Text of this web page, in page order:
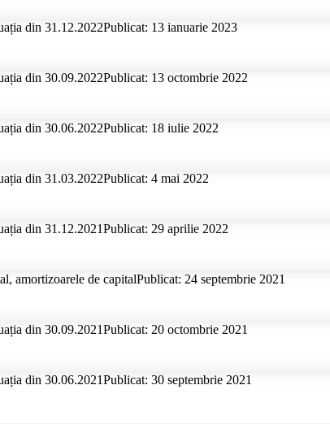
din 31.12.2022Publicat: 13 ianuarie 2023
din 30.09.2022Publicat: 13 octombrie 2022
din 30.06.2022Publicat: 18 iulie 2022
din 31.03.2022Publicat: 4 mai 2022
din 31.12.2021Publicat: 29 aprilie 2022
amortizoarele de capitalPublicat: 24 septembrie 2021
din 30.09.2021Publicat: 20 octombrie 2021
din 30.06.2021Publicat: 30 septembrie 2021